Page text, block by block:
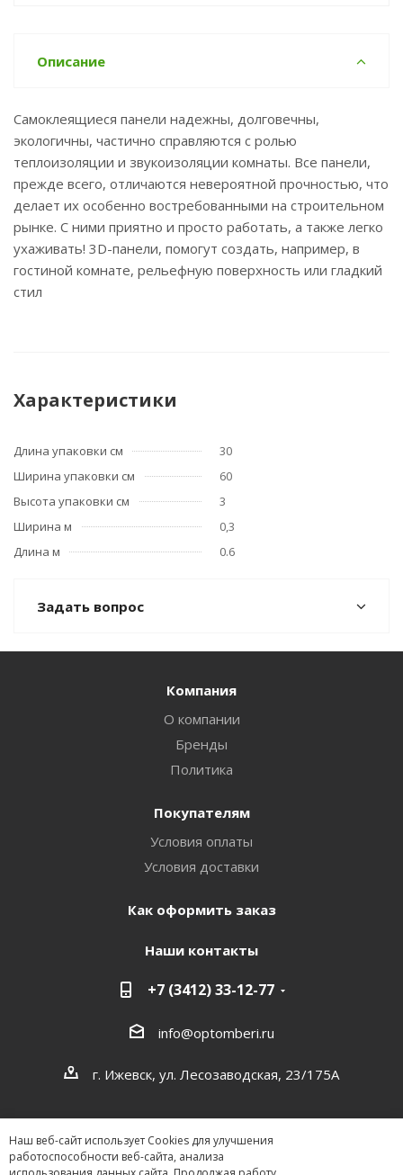
Описание
Самоклеящиеся панели надежны, долговечны,
экологичны, частично справляются с ролью
теплоизоляции и звукоизоляции комнаты. Все панели,
прежде всего, отличаются невероятной прочностью, что
делает их особенно востребованными на строительном
рынке. С ними приятно и просто работать, а также легко
ухаживать! 3D-панели, помогут создать, например, в
гостиной комнате, рельефную поверхность или гладкий
стил
Характеристики
Длина упаковки см
30
Ширина упаковки см
60
Высота упаковки см
3
Ширина м
0,3
Длина м
0.6
Задать вопрос
Наш веб-сайт использует Cookies для улучшения
работоспособности веб-сайта, анализа
Компания
О компании
Бренды
Политика
Покупателям
Условия оплаты
Условия доставки
Как оформить заказ
Наши контакты
+7 (3412) 33-12-77
info@optomberi.ru
г. Ижевск, ул. Лесозаводская, 23/175А